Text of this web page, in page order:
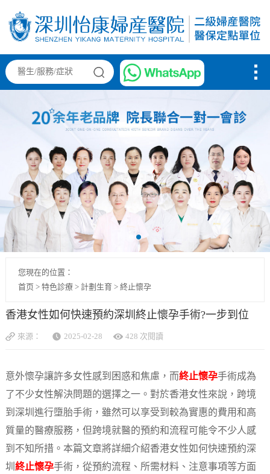
您現在的位置：
首页 > 特色診療> 計劃生育> 終止懷孕
香港女性如何快速預約深圳終止懷孕手術?一步到位
來源： 2025-02-28 428 次閱讀
意外懷孕讓許多女性感到困惑和焦慮，而終止懷孕手術成為
了不少女性解決問題的選擇之一。對於香港女性來說，跨境
到深圳進行墮胎手術，雖然可以享受到較為實惠的費用和高
質量的醫療服務，但跨境就醫的預約和流程可能令不少人感
到不知所措。本篇文章將詳細介紹香港女性如何快速預約深
圳 終止懷孕手術，從預約流程、所需材料、注意事項等方面